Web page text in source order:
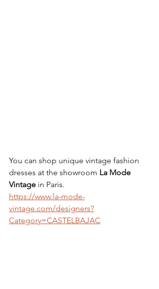
You can shop unique vintage fashion
dresses at the showroom La Mode
Vintage in Paris.
https://www.la-mode-
vintage.com/designers?
Category=CASTELBAJAC